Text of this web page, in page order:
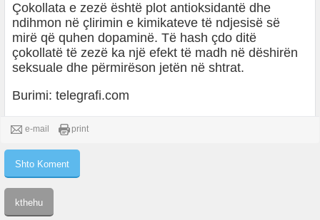
Çokollata e zezë është plot antioksidantë dhe
ndihmon në çlirimin e kimikateve të ndjesisë së
mirë që quhen dopaminë. Të hash çdo ditë
çokollatë të zezë ka një efekt të madh në dëshirën
seksuale dhe përmirëson jetën në shtrat.
Burimi: telegrafi.com
e-mail print